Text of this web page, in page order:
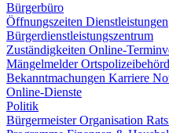
Bürgerbüro
Öffnungszeiten Dienstleistungen
Bürgerdienstleistungszentrum
Zuständigkeiten Online-
Mängelmelder
Bekanntmachungen Karriere
Online-Dienste
Politik
BürgermeisterOrganisation